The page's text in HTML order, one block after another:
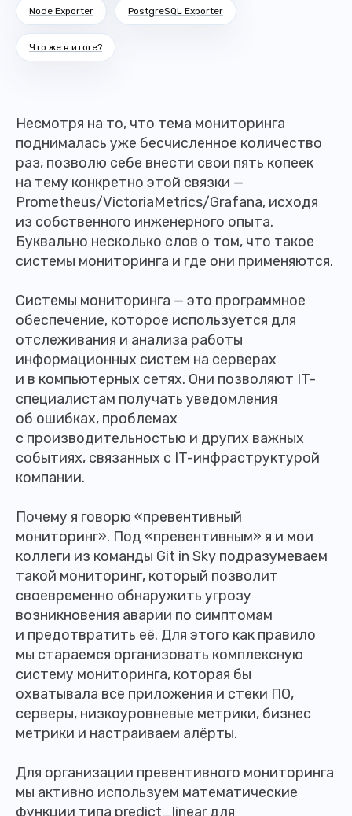
Node Exporter PostgreSQL Exporter
Что же в итоге?
Несмотря на то, что тема мониторинга
поднималась уже бесчисленное количество
раз, позволю себе внести свои пять копеек
на тему конкретно этой связки —
Prometheus/VictoriaMetrics/Grafana, исходя
из собственного инженерного опыта.
Буквально несколько слов о том, что такое
системы мониторинга и где они применяются.
Системы мониторинга — это программное
обеспечение, которое используется для
отслеживания и анализа работы
информационных систем на серверах
и в компьютерных сетях. Они позволяют IT-
специалистам получать уведомления
об ошибках, проблемах
с производительностью и других важных
событиях, связанных с IT-инфраструктурой
компании.
Почему я говорю «превентивный
мониторинг». Под «превентивным» я и мои
коллеги из команды Git in Sky подразумеваем
такой мониторинг, который позволит
своевременно обнаружить угрозу
возникновения аварии по симптомам
и предотвратить её. Для этого как правило
мы стараемся организовать комплексную
систему мониторинга, которая бы
охватывала все приложения и стеки ПО,
серверы, низкоуровневые метрики, бизнес
метрики и настраиваем алёрты.
Для организации превентивного мониторинга
мы активно используем математические
функции типа predict_linear для